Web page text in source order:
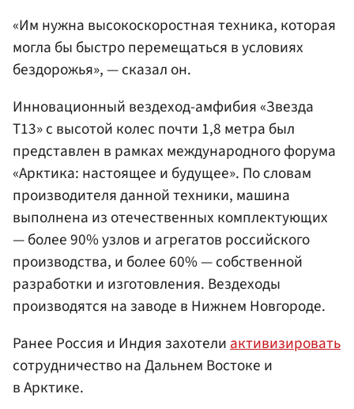
«Им нужна высокоскоростная техника, которая
могла бы быстро перемещаться в условиях
бездорожья», — сказал он.
Инновационный вездеход-амфибия «Звезда
Т13» с высотой колес почти 1,8 метра был
представлен в рамках международного форума
«Арктика: настоящее и будущее». По словам
производителя данной техники, машина
выполнена из отечественных комплектующих
— более 90% узлов и агрегатов российского
производства, и более 60% — собственной
разработки и изготовления. Вездеходы
производятся на заводе в Нижнем Новгороде.
Ранее Россия и Индия захотелиактивизировать
сотрудничество на Дальнем Востоке и
в Арктике.